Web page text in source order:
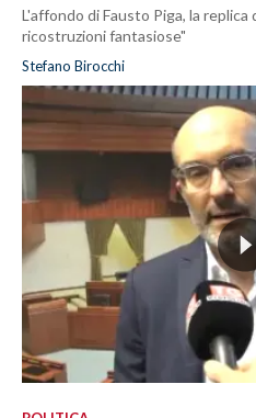
L'affondo di Fausto Piga, la
ricostruzioni fantasiose"
Stefano Birocchi